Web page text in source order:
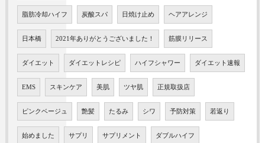
脂肪冷却ハイフ 炭酸スパ 日焼け止め ヘアアレンジ
日本橋 2021年ありがとうございました！ 筋膜リリース
ダイエット ダイエットレシピ ハイフシャワー ダイエット速報
EMS スキンケア 美肌 ツヤ肌 正規取扱店
ピンクベージュ 艶髪 たるみ シワ 予防対策 若返り
始めました サプリ サプリメント ダブルハイフ